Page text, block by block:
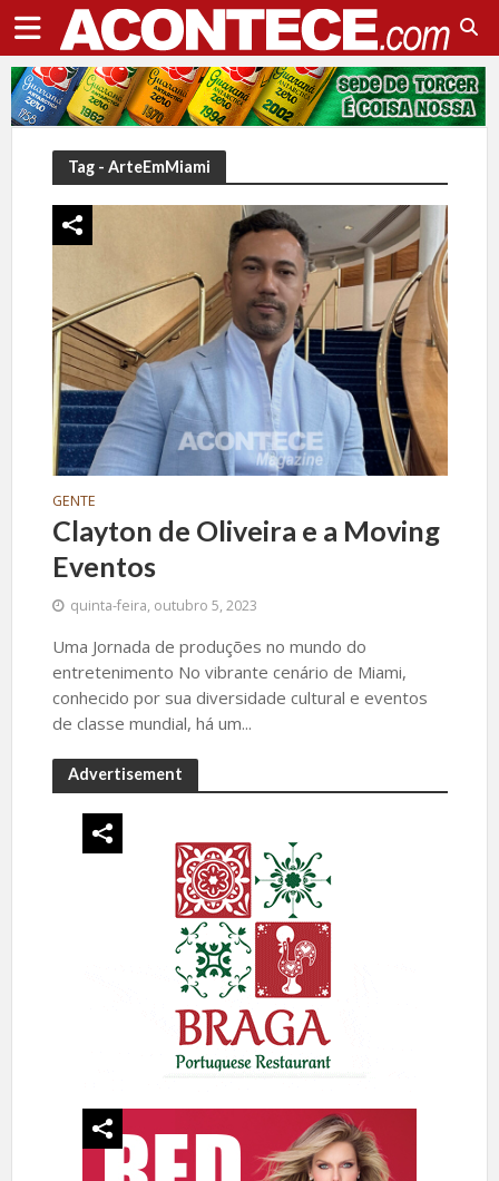
Tag - ArteEmMiami
GENTE
Clayton de Oliveira e a Moving
Eventos
quinta-feira, outubro 5, 2023
Uma Jornada de produções no mundo do
entretenimento No vibrante cenário de Miami,
conhecido por sua diversidade cultural e eventos
de classe mundial, há um...
Advertisement